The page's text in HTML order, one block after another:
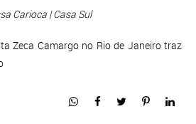
Carioca | Casa Sul
Zeca Camargo no Rio de Janeiro traz